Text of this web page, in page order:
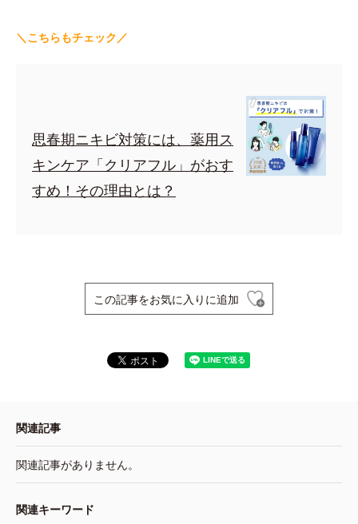
＼こちらもチェック／
思春期ニキビ対策には、薬用ス
キンケア「クリアフル」がおす
すめ！その理由とは？
この記事をお気に入りに追加
関連記事
関連記事がありません。
関連キーワード